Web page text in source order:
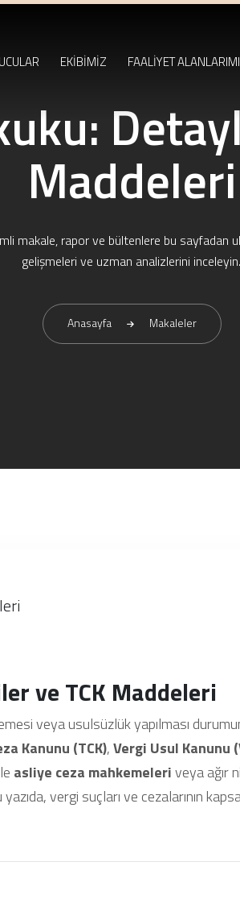
EKİBİMİZ FAALİYET
Maddeleri
makale, rapor ve bültenlere bu sayfadan
gelişmeleri ve uzman analizlerini inceleyin.
Anasayfa Makaleler
ve TCK Maddeleri
veya usulsüzlük yapılması
Kanunu (TCK),Vergi Usul Kanunu
asliye ceza mahkemeleriveya ağır
vergi suçları ve cezalarının